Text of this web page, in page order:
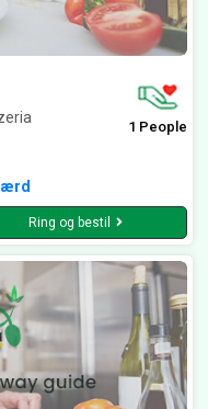
1 People
Ring og bestil